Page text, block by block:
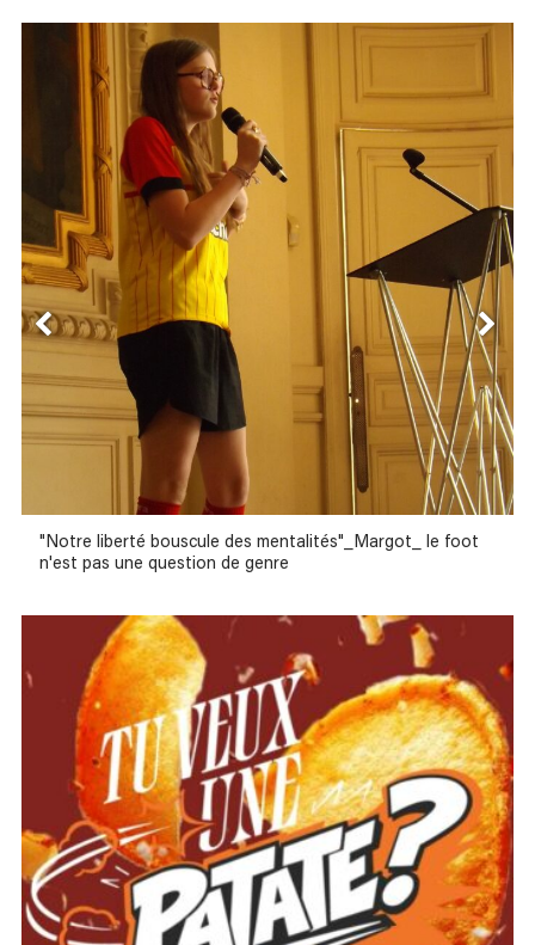
"Notre liberté bouscule des mentalités"_Margot_ le foot
n'est pas une question de genre